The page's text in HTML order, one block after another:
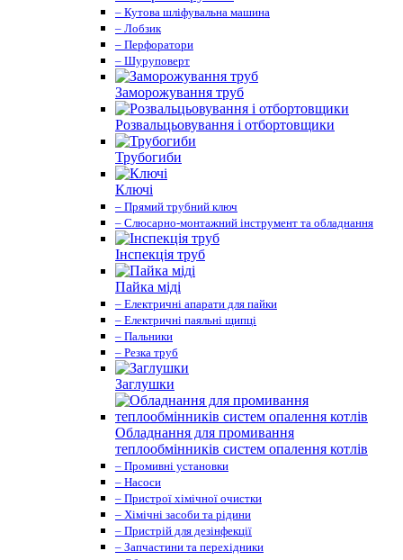
– Кутова шліфувальна машина
– Лобзик
– Перфоратори
– Шуруповерт
Заморожування труб
Розвальцьовування і отбортовщики
Трубогиби
Ключі
– Прямий трубний ключ
– Слюсарно-монтажний інструмент та обладнання
Інспекція труб
Пайка міді
– Електричні апарати для пайки
– Електричні паяльні щипці
– Пальники
– Резка труб
Заглушки
Обладнання для промивання
теплообмінників систем опалення котлів
– Промивні установки
– Насоси
– Пристрої хімічної очистки
– Хімічні засоби та рідини
– Пристрій для дезінфекції
– Запчастини та перехідники